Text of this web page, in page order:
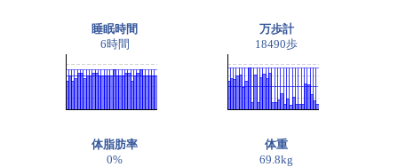
睡眠時間
6時間
万歩計
18490歩
体脂肪率
0%
体重
69.8kg